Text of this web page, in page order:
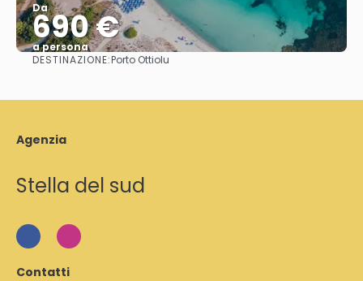
Da
690 €
a persona
Vedere
DESTINAZIONE:Porto Ottiolu
Agenzia
Stella del sud
Contatti